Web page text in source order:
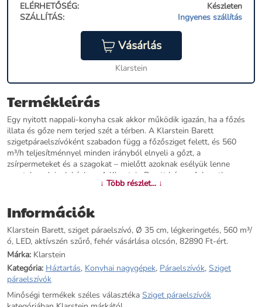
ELÉRHETŐSÉG:
Készleten
SZÁLLÍTÁS:
Ingyenes szállítás
Vásárlás
Klarstein
Termékleírás
Egy nyitott nappali-konyha csak akkor működik igazán, ha a főzés
illata és gőze nem terjed szét a térben. A Klarstein Barett
szigetpáraelszívóként szabadon függ a főzősziget felett, és 560
m³/h teljesítménnyel minden irányból elnyeli a gőzt, a
zsírpermeteket és a szagokat – mielőtt azoknak esélyük lenne
megtelepedni a lakásban. A Klarstein Barett három fokozatban
működtethető: könnyű sütési gőztől az intenzív főzésig mindig az
légcsatorna kiépítése, az elszívó körlevegős üzemmódra is
átalakítható – a szükséges aktívszén-szűrő a csomagban
megtalálható, és cserefilter a 10027530 termékkódon rendelhető. A
kivehető alumínium zsírszűrő mosogatógépben is tisztítható, így a
karbantartás csupán néhány percet vesz igénybe. Az integrált LED-
lámpa a főzőfelületet egyenletesen megvilágítja, még akkor is, ha a
konyha egyéb világítása ki van kapcsolva. A rozsdamentes acél ház
igénytelen és tartós – elegáns fénye hosszú távon megmarad. A
felfüggesztési magasság legfeljebb 140 cm-ig fokozatmentesen
↓ Több részlet... ↓
Információk
Klarstein Barett, sziget páraelszívó, Ø 35 cm, légkeringetés, 560 m³/
ó, LED, aktívszén szűrő, fehér vásárlása olcsón, 82890 Ft-ért.
Márka: Klarstein
Kategória: Háztartás, Konyhai nagygépek, Páraelszívók, Sziget
páraelszívók
Minőségi termékek széles választéka Sziget páraelszívók